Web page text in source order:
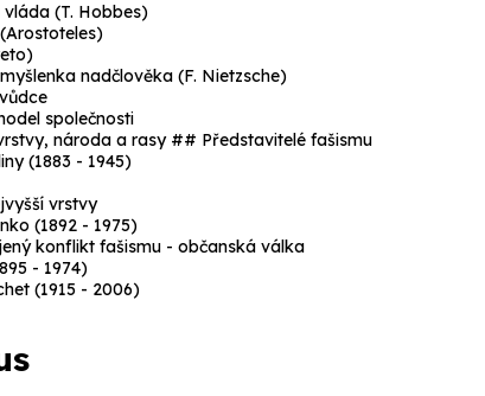
(T. Hobbes)
nadčlověka (F. Nietzsche)
společnosti
národa a rasy ## Představitelé fašismu
(1883 - 1945)
vrstvy
(1892 - 1975)
konflikt fašismu - občanská válka
- 1974)
(1915 - 2006)